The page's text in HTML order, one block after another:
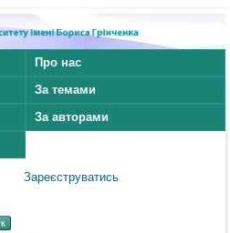
Про нас
За темами
За авторами
Зареєструватись